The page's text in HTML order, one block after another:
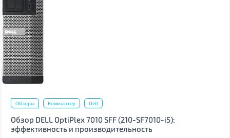
Обзоры Компьютер Dell
Обзор DELL OptiPlex 7010 SFF (210-SF7010-i5):
эффективность и производительность